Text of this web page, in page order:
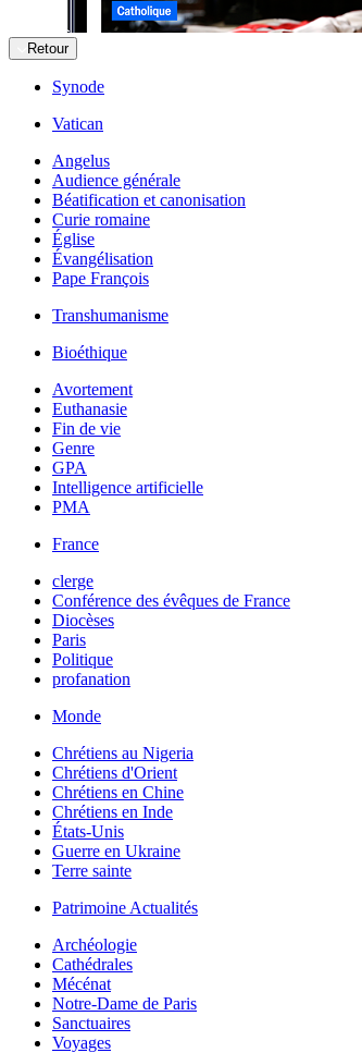
Retour
Synode
Vatican
Angelus
Audience générale
Béatification et canonisation
Curie romaine
Église
Évangélisation
Pape François
Transhumanisme
Bioéthique
Avortement
Euthanasie
Fin de vie
Genre
GPA
Intelligence artificielle
PMA
France
clerge
Conférence des évêques de France
Diocèses
Paris
Politique
profanation
Monde
Chrétiens au Nigeria
Chrétiens d'Orient
Chrétiens en Chine
Chrétiens en Inde
États-Unis
Guerre en Ukraine
Terre sainte
Patrimoine Actualités
Archéologie
Cathédrales
Mécénat
Notre-Dame de Paris
Sanctuaires
Voyages